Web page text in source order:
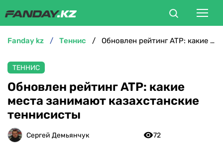
БОКС
ММА
ТЕННИС
fanday kz теннис Обновлен рейтинг ATP: какие места занимают казахстанские теннисисты
ТЕННИС
Обновлен рейтинг ATP: какие
места занимают казахстанские
теннисисты
Сергей Демьянчук
72